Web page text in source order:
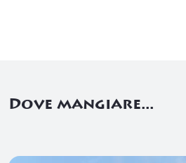
Dove mangiare...